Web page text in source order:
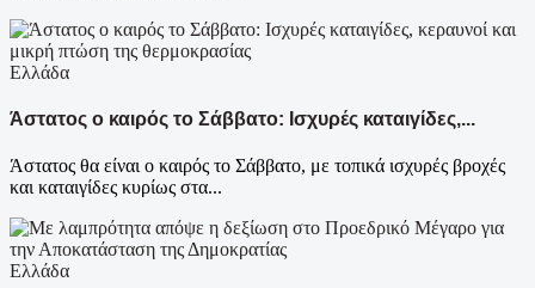
Ελλάδα
Άστατος ο καιρός το Σάββατο: Ισχυρές καταιγίδες,...
Άστατος θα είναι ο καιρός το Σάββατο, με τοπικά ισχυρές βροχές
και καταιγίδες κυρίως στα...
Ελλάδα